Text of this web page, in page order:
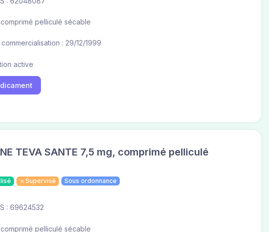
comprimé pelliculé sécable
: 29/12/1999
active
TEVA SANTE 7,5 mg, comprimé pelliculé
Supervisé
Sous ordonnance
: 69624532
comprimé pelliculé sécable